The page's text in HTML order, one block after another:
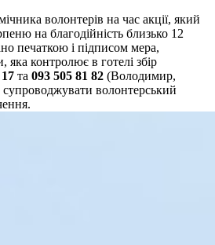
волонтерів на час акції, який
на благодійність близько 12
печаткою і підписом мера,
яка контролює в готелі збір
та 093 505 81 82 (Володимир,
волонтерський